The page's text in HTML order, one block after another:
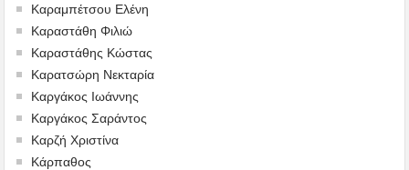
Καραμπέτσου Ελένη
Καραστάθη Φιλιώ
Καραστάθης Κώστας
Καρατσώρη Νεκταρία
Καργάκος Ιωάννης
Καργάκος Σαράντος
Καρζή Χριστίνα
Κάρπαθος